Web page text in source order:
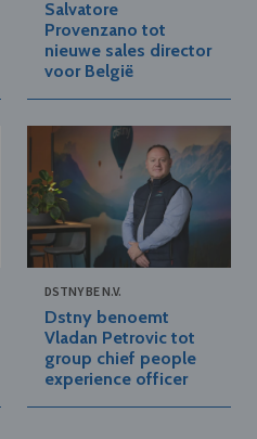
Salvatore
Provenzano tot
nieuwe sales director
voor België
DSTNY BE N.V.
Dstny benoemt
Vladan Petrovic tot
group chief people
experience officer